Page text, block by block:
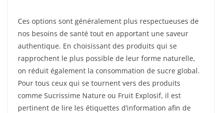
Ces options sont généralement plus respectueuses de
nos besoins de santé tout en apportant une saveur
authentique. En choisissant des produits qui se
rapprochent le plus possible de leur forme naturelle,
on réduit également la consommation de sucre global.
Pour tous ceux qui se tournent vers des produits
comme Sucrissime Nature ou Fruit Explosif, il est
pertinent de lire les étiquettes d’information afin de